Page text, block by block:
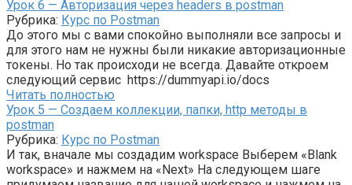
Урок 6 — Авторизация через headers в postman
Рубрика: Курс по Postman
До этого мы с вами спокойно выполняли все запросы и
для этого нам не нужны были никакие авторизационные
токены. Но так происходи не всегда. Давайте откроем
следующий сервис https://dummyapi.io/docs
Читать полностью
Урок 5 — Создаем коллекции, папки, http методы в
postman
Рубрика: Курс по Postman
И так, вначале мы создадим workspace Выберем «Blank
workspace» и нажмем на «Next» На следующем шаге